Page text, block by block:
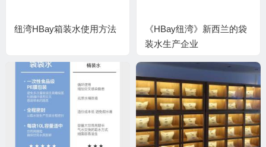
纽湾HBay箱装水使用方法
《HBay纽湾》新西兰的袋
装水生产企业